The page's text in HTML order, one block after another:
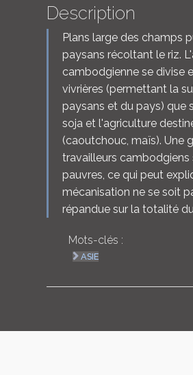
Description
Plans large des champs
paysans récoltant le riz.
cambodgienne se divise
vivrières (permettant la
paysans et du pays) que
soja et l'agriculture
(caoutchouc, maïs). Une
travailleurs cambodgiens
pauvres, ce qui peut
mécanisation ne se soit
répandue sur la totalité
Mots-clés :
ASIE